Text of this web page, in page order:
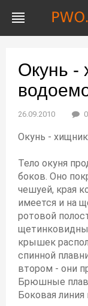
Окунь -
26.09.2010 0
Окунь -
Тело окуня
боков. Оно
чешуей, края
имеется и на
ротовой
крышек
спинной
втором - они
Брюшные
Боковая линия